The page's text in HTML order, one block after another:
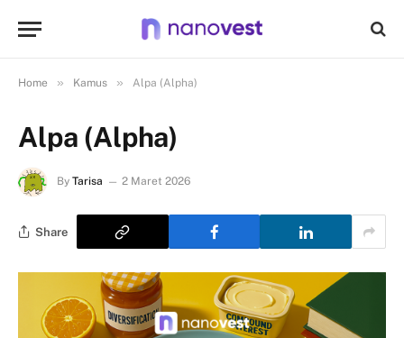
Home » Kamus » Alpa (Alpha)
Alpa (Alpha)
By Tarisa 2 Maret 2026
Share